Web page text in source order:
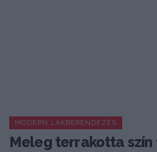
MODERN LAKBERENDEZÉS
Meleg terrakotta